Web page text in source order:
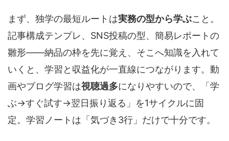
まず、独学の最短ルートは実務の型から学ぶこと。
記事構成テンプレ、SNS投稿の型、簡易レポートの
雛形――納品の枠を先に覚え、そこへ知識を入れて
いくと、学習と収益化が一直線につながります。動
画やブログ学習は視聴過多になりやすいので、「学
ぶ→すぐ試す→翌日振り返る」を1サイクルに固
定。学習ノートは「気づき3行」だけで十分です。